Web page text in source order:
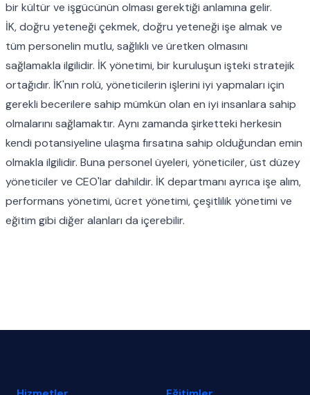
bir kültür ve işgücünün olması gerektiği anlamına gelir.
İK, doğru yeteneği çekmek, doğru yeteneği işe almak ve
tüm personelin mutlu, sağlıklı ve üretken olmasını
sağlamakla ilgilidir. İK yönetimi, bir kuruluşun işteki stratejik
ortağıdır. İK'nın rolü, yöneticilerin işlerini iyi yapmaları için
gerekli becerilere sahip mümkün olan en iyi insanlara sahip
olmalarını sağlamaktır. Aynı zamanda şirketteki herkesin
kendi potansiyeline ulaşma fırsatına sahip olduğundan emin
olmakla ilgilidir. Buna personel üyeleri, yöneticiler, üst düzey
yöneticiler ve CEO'lar dahildir. İK departmanı ayrıca işe alım,
performans yönetimi, ücret yönetimi, çeşitlilik yönetimi ve
eğitim gibi diğer alanları da içerebilir.